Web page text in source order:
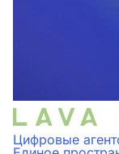
Цифровые